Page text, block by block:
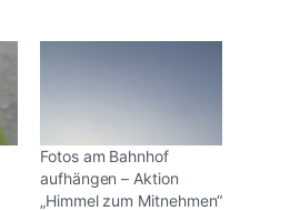
Fotos am Bahnhof
aufhängen – Aktion
„Himmel zum Mitnehmen“